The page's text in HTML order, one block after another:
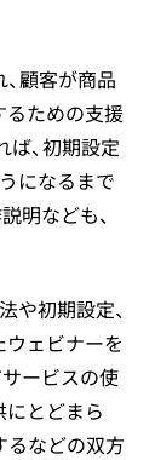
顧客が商品
るための支援
ば、初期設定
になるまで
明なども、
や初期設定、
ェビナーを
ービスの使
とどまら
るなどの双方